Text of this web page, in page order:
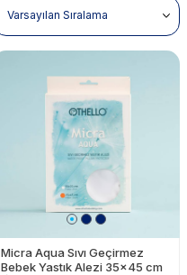
Micra Aqua Sıvı Geçirmez
Bebek Yastık Alezi 35x45 cm